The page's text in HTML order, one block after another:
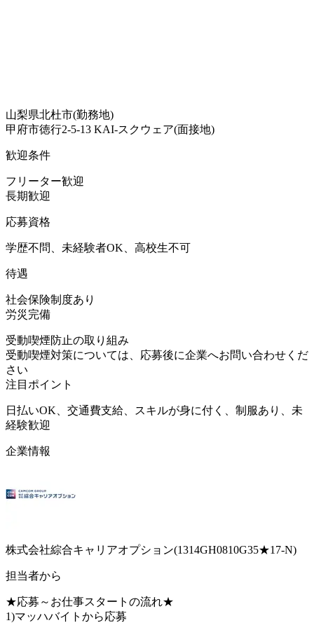
山梨県北杜市(勤務地)
甲府市徳行2-5-13 KAI-スクウェア(面接地)
歓迎条件
フリーター歓迎
長期歓迎
応募資格
学歴不問、未経験者OK、高校生不可
待遇
社会保険制度あり
労災完備
受動喫煙防止の取り組み
受動喫煙対策については、応募後に企業へお問い合わせくだ
さい
注目ポイント
日払いOK、交通費支給、スキルが身に付く、制服あり、未
経験歓迎
企業情報
株式会社綜合キャリアオプション(1314GH0810G35★17-N)
担当者から
★応募～お仕事スタートの流れ★
1)マッハバイトから応募